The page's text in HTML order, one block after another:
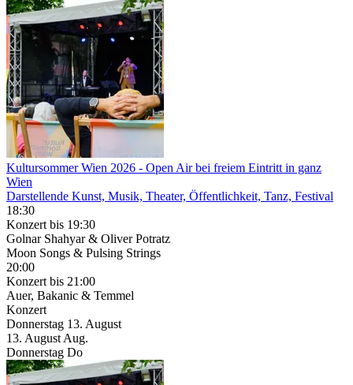
Kultursommer Wien 2026 - Open Air bei freiem Eintritt in ganz
Wien
Darstellende Kunst, Musik, Theater, Öffentlichkeit, Tanz, Festival
18:30
Konzert bis 19:30
Golnar Shahyar & Oliver Potratz
Moon Songs & Pulsing Strings
20:00
Konzert bis 21:00
Auer, Bakanic & Temmel
Konzert
Donnerstag 13. August
13. August Aug.
Donnerstag Do